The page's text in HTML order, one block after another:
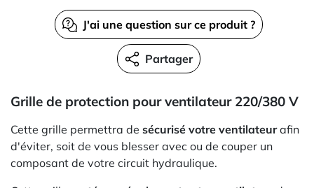
J'ai une question sur ce produit ?
Partager
Grille de protection pour ventilateur 220/380 V
Cette grille permettra de sécurisé votre ventilateurafin
d'éviter, soit de vous blesser avec ou de couper un
composant de votre circuit hydraulique.